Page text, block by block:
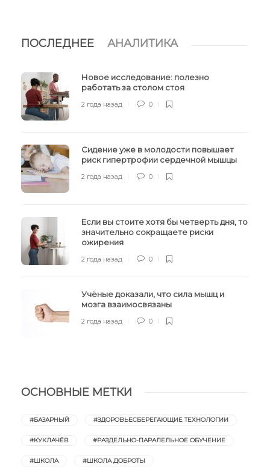
ПОСЛЕДНЕЕ АНАЛИТИКА
Новое исследование: полезно
работать за столом стоя
2 года назад 0
Сидение уже в молодости повышает
риск гипертрофии сердечной мышцы
2 года назад 0
Если вы стоите хотя бы четверть дня, то
значительно сокращаете риски
ожирения
2 года назад 0
Учёные доказали, что сила мышц и
мозга взаимосвязаны
2 года назад 0
ОСНОВНЫЕ МЕТКИ
#БАЗАРНЫЙ #ЗДОРОВЬЕСБЕРЕГАЮЩИЕ ТЕХНОЛОГИИ
#КУКЛАЧЁВ #РАЗДЕЛЬНО-ПАРАЛЕЛЬНОЕ ОБУЧЕНИЕ
#ШКОЛА #ШКОЛА ДОБРОТЫ